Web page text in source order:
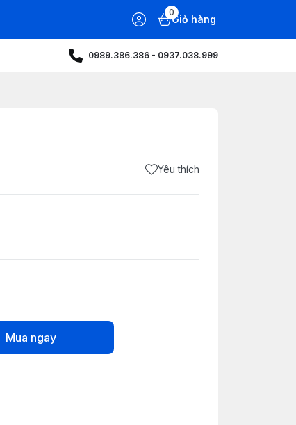
0
Giỏ hàng
0989.386.386 - 0937.038.999
Yêu thích
Mua ngay